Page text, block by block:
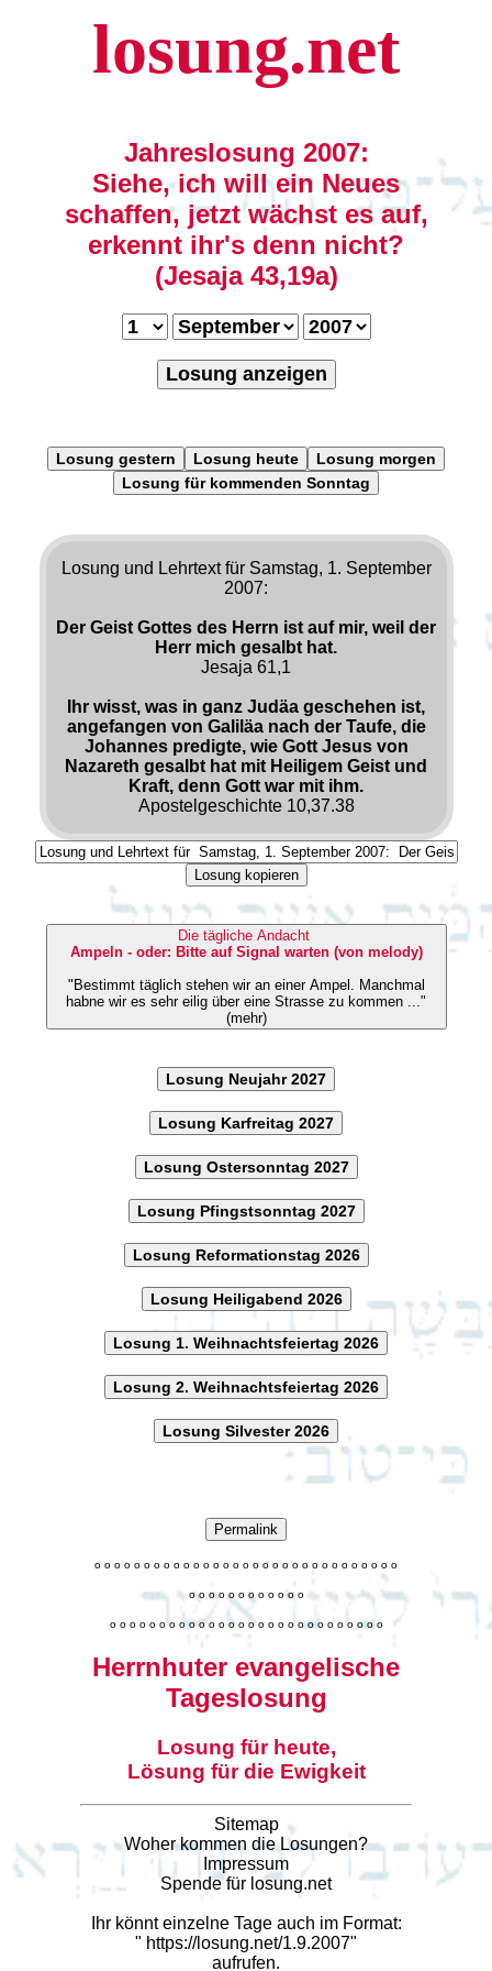
losung.net
Jahreslosung 2007:
Siehe, ich will ein Neues
schaffen, jetzt wächst es auf,
erkennt ihr's denn nicht?
(Jesaja 43,19a)
Losung anzeigen
Losung gestern Losung heute
Losung morgen
Losung für kommenden Sonntag
Losung und Lehrtext für Samstag, 1. September
2007:
Der Geist Gottes des Herrn ist auf mir, weil der
Herr mich gesalbt hat.
Jesaja 61,1
Ihr wisst, was in ganz Judäa geschehen ist,
angefangen von Galiläa nach der Taufe, die
Johannes predigte, wie Gott Jesus von
Nazareth gesalbt hat mit Heiligem Geist und
Kraft, denn Gott war mit ihm.
Apostelgeschichte 10,37.38
Losung kopieren
Die tägliche Andacht
Ampeln - oder: Bitte auf Signal warten (von melody)
"Bestimmt täglich stehen wir an einer Ampel. Manchmal
habne wir es sehr eilig über eine Strasse zu kommen ..."
(mehr)
Losung Neujahr 2027
Losung Karfreitag 2027
Losung Ostersonntag 2027
Losung Pfingstsonntag 2027
Losung Reformationstag 2026
Losung Heiligabend 2026
Losung 1. Weihnachtsfeiertag 2026
Losung 2. Weihnachtsfeiertag 2026
Losung Silvester 2026
Permalink
o o o o o o o o o o o o o o o o o o o o o o o o o o o o o o o
o o o o o o o o o o o o
o o o o o o o o o o o o o o o o o o o o o o o o o o o o
Herrnhuter evangelische
Tageslosung
Losung für heute,
Lösung für die Ewigkeit
Sitemap
Woher kommen die Losungen?
Impressum
Spende für losung.net
Ihr könnt einzelne Tage auch im Format:
" https://losung.net/1.9.2007"
aufrufen.